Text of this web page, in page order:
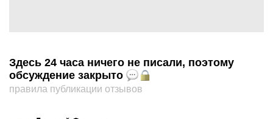
Здесь 24 часа ничего не писали, поэтому
обсуждение закрыто
правила публикации отзывов